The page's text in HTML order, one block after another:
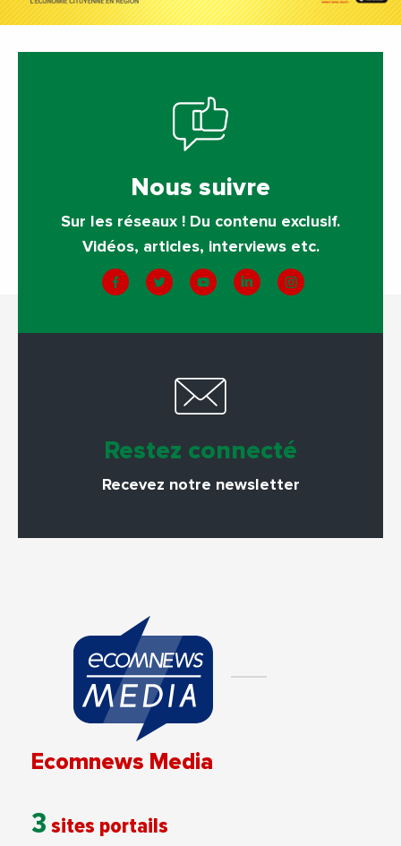
Nous suivre
Sur les réseaux ! Du contenu exclusif.
Vidéos, articles, interviews etc.
Restez connecté
Recevez notre newsletter
Ecomnews Media
3 sites portails